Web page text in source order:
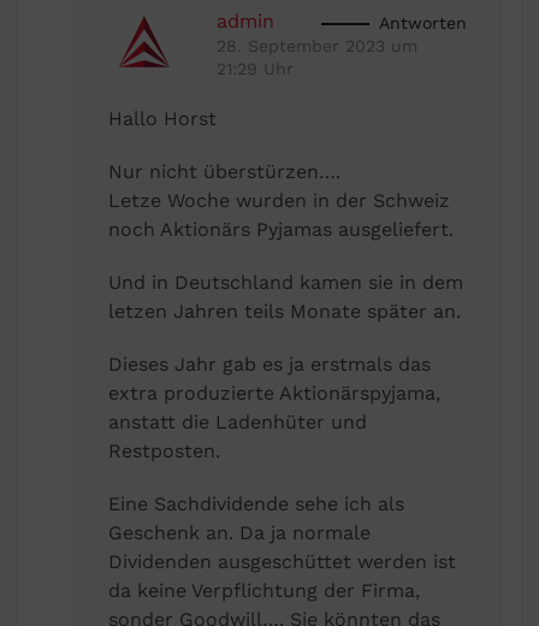
admin
28. September 2023 um
21:29 Uhr
Antworten
Hallo Horst
Nur nicht überstürzen….
Letze Woche wurden in der Schweiz
noch Aktionärs Pyjamas ausgeliefert.
Und in Deutschland kamen sie in dem
letzen Jahren teils Monate später an.
Dieses Jahr gab es ja erstmals das
extra produzierte Aktionärspyjama,
anstatt die Ladenhüter und
Restposten.
Eine Sachdividende sehe ich als
Geschenk an. Da ja normale
Dividenden ausgeschüttet werden ist
da keine Verpflichtung der Firma,
sonder Goodwill…. Sie könnten das